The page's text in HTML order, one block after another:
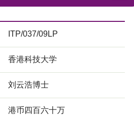
ITP/037/09LP
香港科技大学
刘云浩博士
港币四百六十万